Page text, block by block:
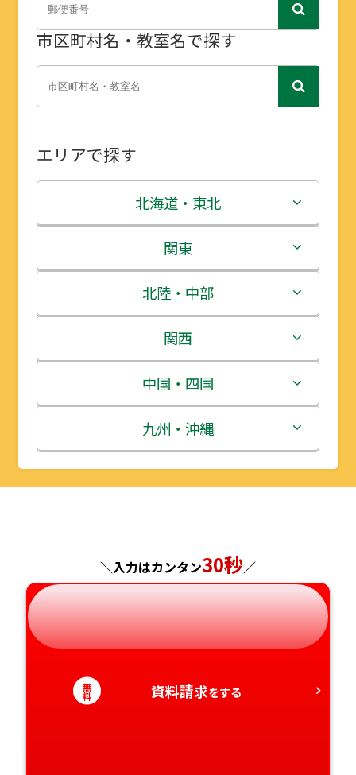
市区町村名・教室名で探す
エリアで探す
北海道・東北
北海道
青森県
岩手県
宮城県
秋田県
山形県
関東
茨城県
栃木県
群馬県
埼玉県
千葉県
神奈川県
北陸・中部
新潟県
富山県
石川県
福井県
長野県
岐阜県
静岡県
愛知県
関西
三重県
滋賀県
京都府
兵庫県
奈良県
和歌山県
中国・四国
鳥取県
島根県
広島県
山口県
徳島県
香川県
九州・沖縄
福岡県
長崎県
熊本県
大分県
宮崎県
＼入力はカンタン30秒／
無
料 資料請求をする